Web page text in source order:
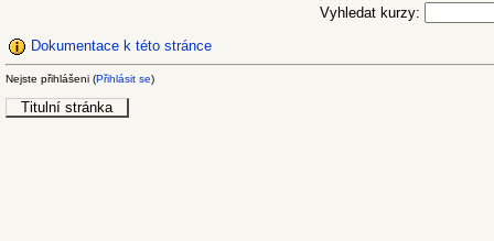
Vyhledat kurzy:
Dokumentace k této stránce
Nejste přihlášeni (Přihlásit se)
Titulní stránka